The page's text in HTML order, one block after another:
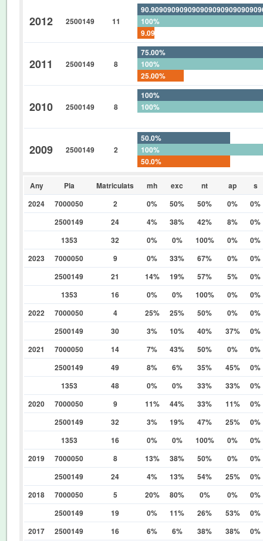
2012 2500149 11
100%
2011 2500149 8
75.00%
100%
25.00%
2010 2500149 8
100%
100%
2009 2500149 2
50.0%
100%
50.0%
Any Pla Matriculats mh exc nt ap
s
2024
7000050 2 0% 50% 50% 0%
0%
2500149
24 4% 38% 42% 8%
0%
1353
32 0% 0% 100% 0%
0%
2023
7000050 9 0% 33% 67% 0%
0%
2500149
21 14% 19% 57% 5%
0%
1353
16 0% 0% 100% 0%
0%
2022
7000050 4 25% 25% 50% 0%
0%
2500149
30 3% 10% 40% 37%
0%
2021
7000050 14 7% 43% 50% 0%
0%
2500149
49 8% 6% 35% 45%
0%
1353
48 0% 0% 33% 33%
0%
2020
7000050 9 11% 44% 33% 11%
0%
2500149
32 3% 19% 47% 25%
0%
1353
16 0% 0% 100% 0%
0%
2019
7000050 8 13% 38% 50% 0%
0%
2500149
24 4% 13% 54% 25%
0%
2018
7000050 5 20% 80% 0% 0%
0%
2500149
19 0% 11% 26% 53%
0%
2017
2500149 16 6% 6% 38% 38%
0%